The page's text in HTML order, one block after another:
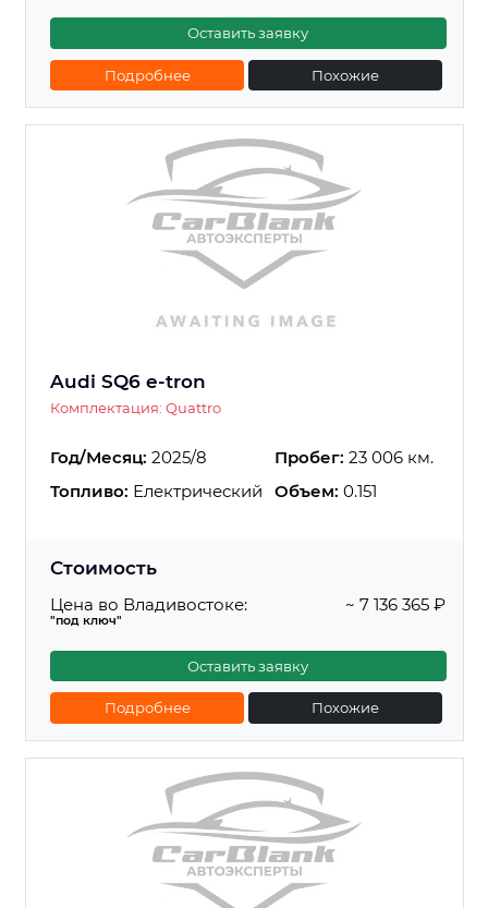
Оставить заявку
Подробнее Похожие
Audi SQ6 e-tron
Комплектация: Quattro
Год/Месяц: 2025/8 Пробег: 23 006 км.
Топливо: Електрический Объем: 0.151
Стоимость
Цена во Владивостоке:
"под ключ"
~ 7 136 365 ₽
Оставить заявку
Подробнее Похожие